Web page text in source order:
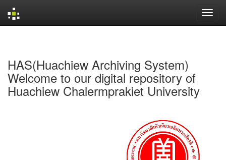
HAS(Huachiew Archiving System)
Welcome to our digital repository of
Huachiew Chalermprakiet University